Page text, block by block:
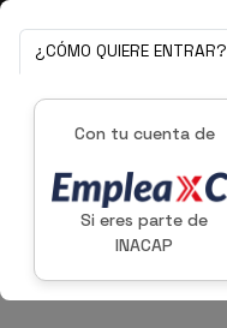
¿CÓMO QUIERE ENTRAR?
Con tu cuenta de
Si eres parte de
INACAP